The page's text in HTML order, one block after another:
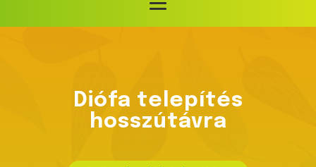
Diófa telepítés
hosszútávra